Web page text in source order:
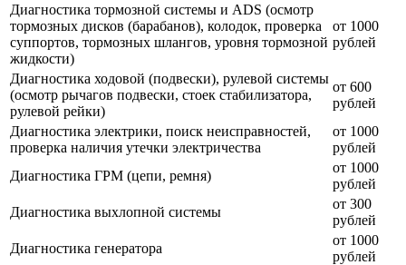
Диагностика тормозной системы и ADS (осмотр
тормозных дисков (барабанов), колодок, проверка
суппортов, тормозных шлангов, уровня тормозной
жидкости)
от 1000
рублей
Диагностика ходовой (подвески), рулевой системы
(осмотр рычагов подвески, стоек стабилизатора,
рулевой рейки)
от 600
рублей
Диагностика электрики, поиск неисправностей,
проверка наличия утечки электричества
от 1000
рублей
Диагностика ГРМ (цепи, ремня)
от 1000
рублей
Диагностика выхлопной системы
от 300
рублей
Диагностика генератора
от 1000
рублей